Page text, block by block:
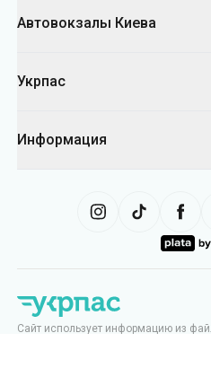
Автовокзалы Киева
Укрпас
Информация
Сайт использует информацию из